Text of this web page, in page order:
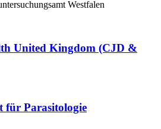
Westfalen
United Kingdom (CJD &
für Parasitologie